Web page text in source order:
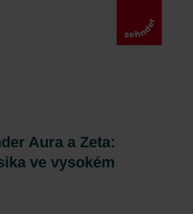
Aura a Zeta:
ve vysokém